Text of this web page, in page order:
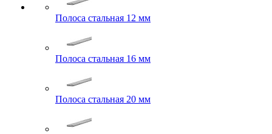
Полоса стальная 12 мм
Полоса стальная 16 мм
Полоса стальная 20 мм